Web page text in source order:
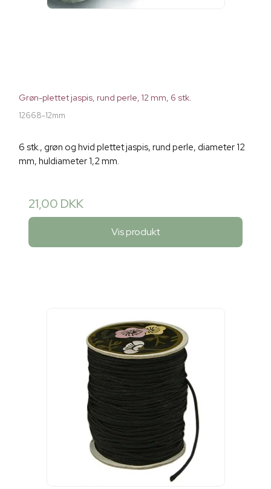
Grøn-plettet jaspis, rund perle, 12 mm, 6 stk.
12668-12mm
6 stk., grøn og hvid plettet jaspis, rund perle, diameter 12
mm, huldiameter 1,2 mm.
21,00 DKK
Vis produkt